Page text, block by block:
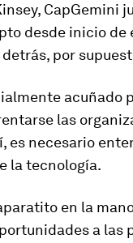
CapGemini
desde inicio de
por
acuñado
las
es necesario
la tecnología.
en la
a las